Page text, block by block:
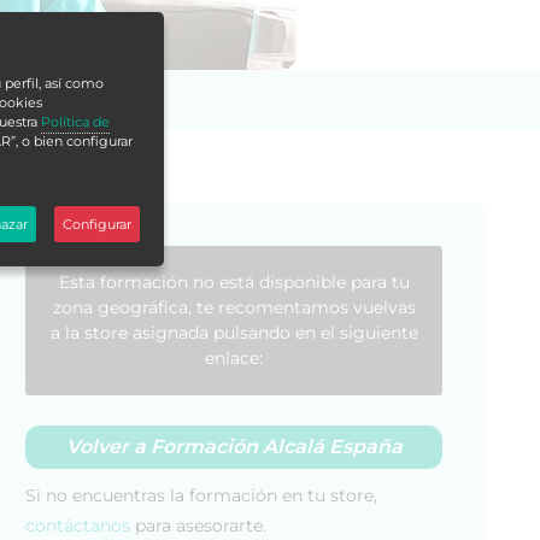
Esta formación no está disponible para tu
zona geográfica, te recomentamos vuelvas
a la store asignada pulsando en el siguiente
enlace:
Volver a Formación Alcalá España
Si no encuentras la formación en tu store,
contáctanos para asesorarte.
perfil, así como
Política de
o bien configurar
Configurar